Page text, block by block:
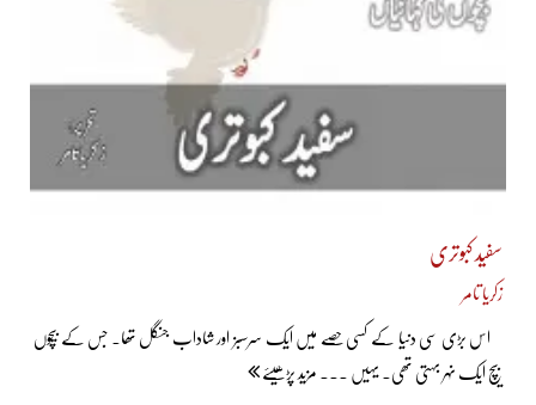
سفید کبوتری
زکریا تامر
اس بڑی سی دنیا کے کسی حصّے میں ایک سرسبز اور شاداب جنگل تھا۔ جس کے بیچوں
بیچ ایک نہر بہتی تھی۔ یہیں ... مزید پڑھیئے